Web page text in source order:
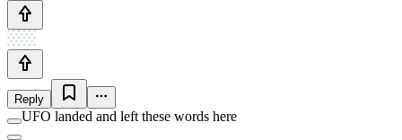
Reply
UFO landed and left these words here